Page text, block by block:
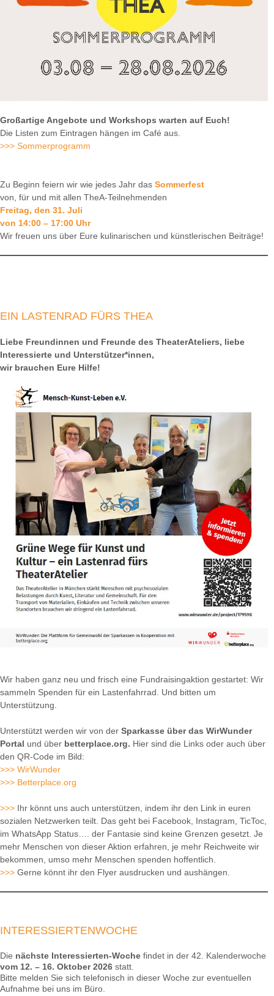
Großartige Angebote und Workshops warten auf Euch!
Die Listen zum Eintragen hängen im Café aus.
>>> Sommerprogramm
Zu Beginn feiern wir wie jedes Jahr das Sommerfest
von, für und mit allen TheA-Teilnehmenden
Freitag, den 31. Juli
von 14:00 – 17:00 Uhr
Wir freuen uns über Eure kulinarischen und künstlerischen Beiträge!
EIN LASTENRAD FÜRS THEA
Liebe Freundinnen und Freunde des TheaterAteliers, liebe
Interessierte und Unterstützer*innen,
wir brauchen Eure Hilfe!
Wir haben ganz neu und frisch eine Fundraisingaktion gestartet: Wir
sammeln Spenden für ein Lastenfahrrad. Und bitten um
Unterstützung.
Unterstützt werden wir von der Sparkasse über das WirWunder
Portal und über betterplace.org. Hier sind die Links oder auch über
den QR-Code im Bild:
>>> WirWunder
>>> Betterplace.org
>>> Ihr könnt uns auch unterstützen, indem ihr den Link in euren
sozialen Netzwerken teilt. Das geht bei Facebook, Instagram, TicToc,
im WhatsApp Status…. der Fantasie sind keine Grenzen gesetzt. Je
mehr Menschen von dieser Aktion erfahren, je mehr Reichweite wir
bekommen, umso mehr Menschen spenden hoffentlich.
>>> Gerne könnt ihr den Flyer ausdrucken und aushängen.
INTERESSIERTENWOCHE
Die nächste Interessierten-Woche findet in der 42. Kalenderwoche
vom 12. – 16. Oktober 2026 statt.
Bitte melden Sie sich telefonisch in dieser Woche zur eventuellen
Aufnahme bei uns im Büro.